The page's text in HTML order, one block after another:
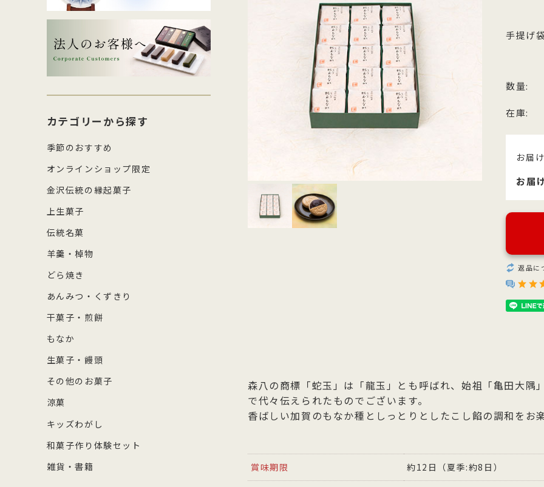
生菓子・饅頭
その他のお菓子
涼菓
和菓子作り体験セット
メッセージカード
長生殿
四百年間かわらぬ製法を守り続け日
本三名菓の随一と称えられておりま
す。
千歳
コクのあるこし餡を飴炊きのコシの
強い求肥で包み上げ、紅白の和三盆
糖を贅沢にまぶした森八の代表名
純度の高い氷砂糖と極上の糸寒天
使用し、さっぱりとした上品な甘
が特徴です。４種類のサイズ展開
ご用意。
蛇玉もなか
森八の商標「蛇玉」を形にした、香
ばしい加賀のもなか種としっとりと
したこし餡が魅力
もち皮どら焼き 宝達
しっとりとしたもち皮に良質な国内
産小豆のつぶあんを包み込んだ人気
の森八定番菓子
お召上がりやすい形に仕上げた小
羊羹「粋」は加賀金沢の天然の伏
水と厳選素材を使用
ギフト・詰合せ ご自宅用・少量セット
手提げ
数量:
在庫:
お届
お届
返品に
森八の商標「蛇玉」は「龍玉」とも呼ばれ、始祖「亀田大隅
で代々伝えられたものでございます。
香ばしい加賀のもなか種としっとりとしたこし餡の調和をお
賞味期限 約12日（夏季:約8日）
カテゴリーから探す
季節のおすすめ
オンラインショップ限定
金沢伝統の縁起菓子
上生菓子
伝統名菓
羊羹・棹物
どら焼き
あんみつ・くずきり
干菓子・煎餅
もなか
生菓子・饅頭
その他のお菓子
涼菓
キッズわがし
和菓子作り体験セット
雑貨・書籍